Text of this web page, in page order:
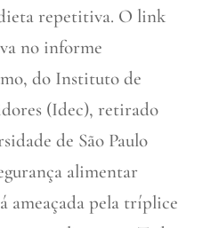
repetitiva. O link
no informe
do Instituto de
(Idec), retirado
de São Paulo
alimentar
ameaçada pela tríplice